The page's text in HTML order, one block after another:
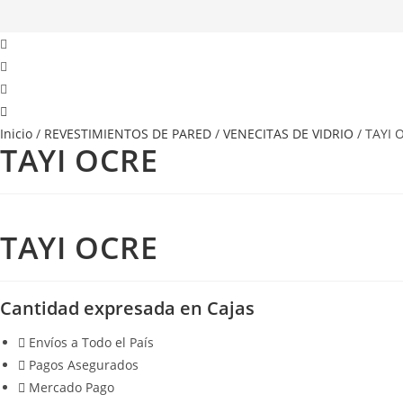
Inicio / REVESTIMIENTOS DE PARED / VENECITAS DE VIDRIO / TAYI
TAYI OCRE
TAYI OCRE
Cantidad expresada en Cajas
Envíos a Todo el País
Pagos Asegurados
Mercado Pago